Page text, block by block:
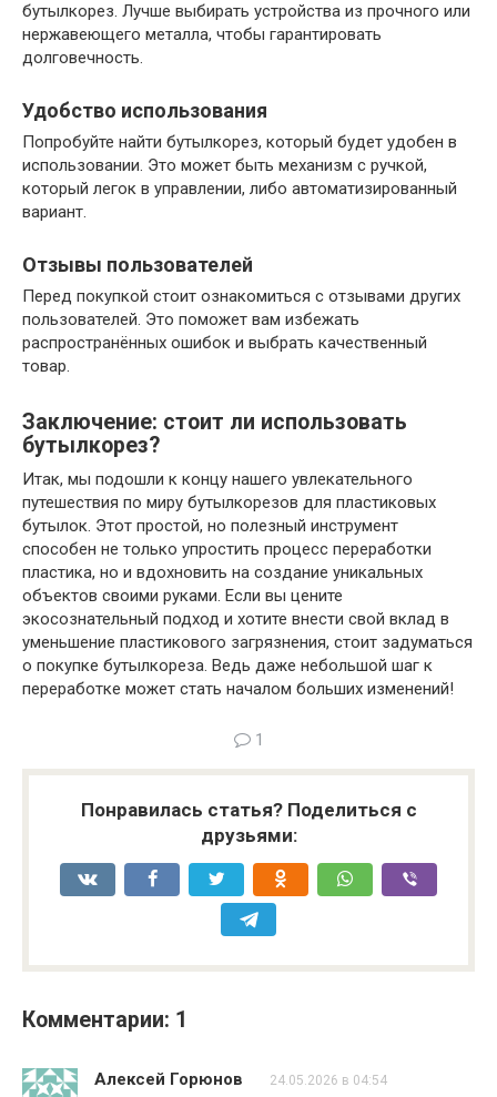
бутылкорез. Лучше выбирать устройства из прочного или
нержавеющего металла, чтобы гарантировать
долговечность.
Удобство использования
Попробуйте найти бутылкорез, который будет удобен в
использовании. Это может быть механизм с ручкой,
который легок в управлении, либо автоматизированный
вариант.
Отзывы пользователей
Перед покупкой стоит ознакомиться с отзывами других
пользователей. Это поможет вам избежать
распространённых ошибок и выбрать качественный
товар.
Заключение: стоит ли использовать
бутылкорез?
Итак, мы подошли к концу нашего увлекательного
путешествия по миру бутылкорезов для пластиковых
бутылок. Этот простой, но полезный инструмент
способен не только упростить процесс переработки
пластика, но и вдохновить на создание уникальных
объектов своими руками. Если вы цените
экосознательный подход и хотите внести свой вклад в
уменьшение пластикового загрязнения, стоит задуматься
о покупке бутылкореза. Ведь даже небольшой шаг к
переработке может стать началом больших изменений!
1
Понравилась статья? Поделиться с
друзьями:
Комментарии: 1
Алексей Горюнов 24.05.2026 в 04:54